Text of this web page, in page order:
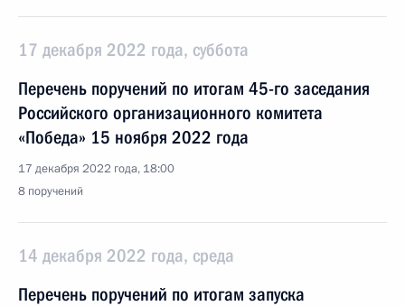
17 декабря 2022 года, суббота
Перечень поручений по итогам 45-го заседания
Российского организационного комитета
«Победа» 15 ноября 2022 года
17 декабря 2022 года, 18:00
8 поручений
14 декабря 2022 года, среда
Перечень поручений по итогам запуска